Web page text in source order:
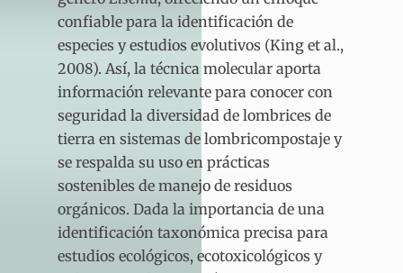
confiable para la identificación de
especies y estudios evolutivos (King et al.,
2008). Así, la técnica molecular aporta
información relevante para conocer con
seguridad la diversidad de lombrices de
tierra en sistemas de lombricompostaje y
se respalda su uso en prácticas
sostenibles de manejo de residuos
orgánicos. Dada la importancia de una
identificación taxonómica precisa para
estudios ecológicos, ecotoxicológicos y